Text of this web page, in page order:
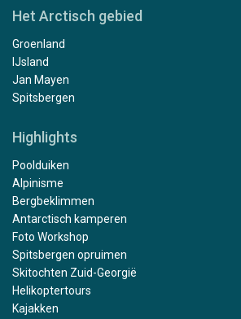
Het Arctisch gebied
Groenland
IJsland
Jan Mayen
Spitsbergen
Highlights
Poolduiken
Alpinisme
Bergbeklimmen
Antarctisch kamperen
Foto Workshop
Spitsbergen opruimen
Skitochten Zuid-Georgië
Helikoptertours
Kajakken